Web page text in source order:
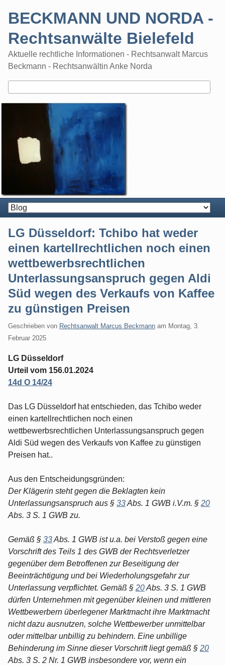
BECKMANN UND NORDA -
Rechtsanwälte Bielefeld
Aktuelle rechtliche Informationen - Rechtsanwalt Marcus
Beckmann - Rechtsanwältin Anke Norda
LG Düsseldorf: Tchibo hat weder
einen kartellrechtlichen noch einen
wettbewerbsrechtlichen
Unterlassungsanspruch gegen Aldi
Süd wegen des Verkaufs von Kaffee
zu günstigen Preisen
Geschrieben von Rechtsanwalt Marcus Beckmann am Montag, 3.
Februar 2025
LG Düsseldorf
Urteil vom 156.01.2024
14d O 14/24
Das LG Düsseldorf hat entschieden, das Tchibo weder
einen kartellrechtlichen noch einen
wettbewerbsrechtlichen Unterlassungsanspruch gegen
Aldi Süd wegen des Verkaufs von Kaffee zu günstigen
Preisen hat..
Aus den Entscheidungsgründen:
Der Klägerin steht gegen die Beklagten kein
Unterlassungsanspruch aus § 33Abs. 1 GWB i.V.m. § 20
Abs. 3 S. 1 GWB zu.
Gemäß § 33Abs. 1 GWB ist u.a. bei Verstoß gegen eine
Vorschrift des Teils 1 des GWB der Rechtsverletzer
gegenüber dem Betroffenen zur Beseitigung der
Beeinträchtigung und bei Wiederholungsgefahr zur
Unterlassung verpflichtet. Gemäß § 20Abs. 3 S. 1 GWB
dürfen Unternehmen mit gegenüber kleinen und mittleren
Wettbewerbern überlegener Marktmacht ihre Marktmacht
nicht dazu ausnutzen, solche Wettbewerber unmittelbar
oder mittelbar unbillig zu behindern. Eine unbillige
Behinderung im Sinne dieser Vorschrift liegt gemäß § 20
Abs. 3 S. 2 Nr. 1 GWB insbesondere vor, wenn ein